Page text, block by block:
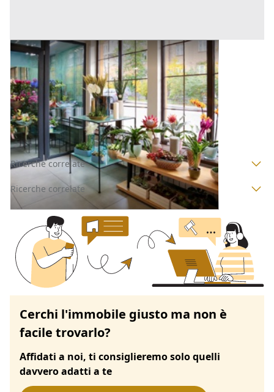
Negozi, Botteghe all'asta a Novara
Suno (Novara)
Offerta minima
130.650 € 174.200 €
Codice asta: AI1445750
Asta chiusa
Ricerche correlate
Ricerche correlate
Cerchi l'immobile giusto ma non è
facile trovarlo?
Affidati a noi, ti consiglieremo solo quelli
davvero adatti a te